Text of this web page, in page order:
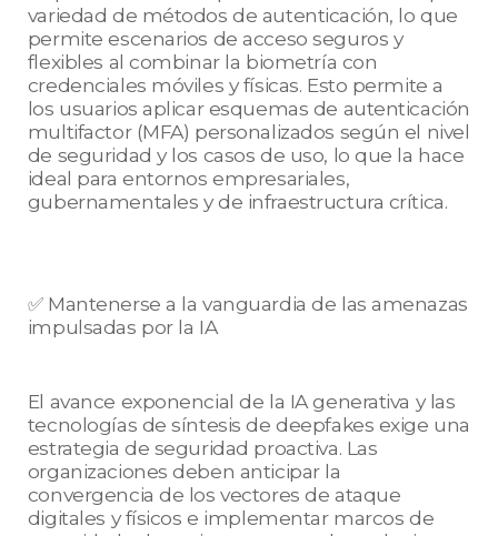
variedad de métodos de autenticación, lo que
permite escenarios de acceso seguros y
flexibles al combinar la biometría con
credenciales móviles y físicas. Esto permite a
los usuarios aplicar esquemas de autenticación
multifactor (MFA) personalizados según el nivel
de seguridad y los casos de uso, lo que la hace
ideal para entornos empresariales,
gubernamentales y de infraestructura crítica.
✅ Mantenerse a la vanguardia de las amenazas
impulsadas por la IA
El avance exponencial de la IA generativa y las
tecnologías de síntesis de deepfakes exige una
estrategia de seguridad proactiva. Las
organizaciones deben anticipar la
convergencia de los vectores de ataque
digitales y físicos e implementar marcos de